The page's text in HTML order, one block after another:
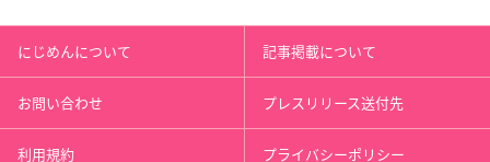
にじめんについて 記事掲載について
お問い合わせ プレスリリース送付先
利用規約 プライバシーポリシー